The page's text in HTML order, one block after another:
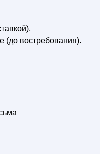
(до востребования).